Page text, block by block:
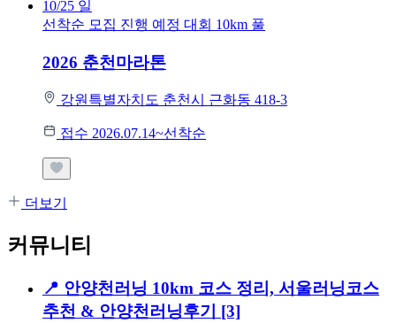
10/25 일
선착순 모집 진행 예정 대회 10km 풀
2026 춘천마라톤
강원특별자치도 춘천시 근화동 418-3
접수 2026.07.14~선착순
더보기
커뮤니티
📍 안양천러닝 10km 코스 정리, 서울러닝코스
추천 & 안양천러닝후기 [3]